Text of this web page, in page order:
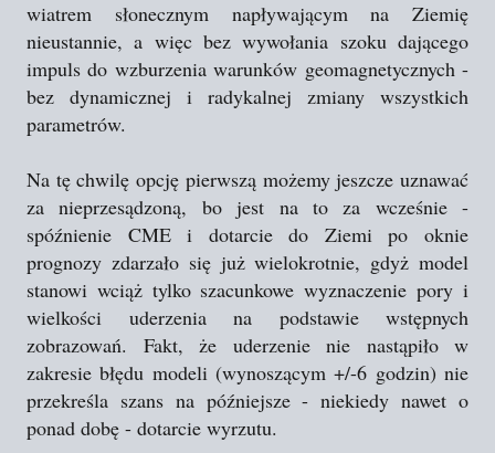
wiatrem słonecznym napływającym na Ziemię
nieustannie, a więc bez wywołania szoku dającego
impuls do wzburzenia warunków geomagnetycznych -
bez dynamicznej i radykalnej zmiany wszystkich
parametrów.
Na tę chwilę opcję pierwszą możemy jeszcze uznawać
za nieprzesądzoną, bo jest na to za wcześnie -
spóźnienie CME i dotarcie do Ziemi po oknie
prognozy zdarzało się już wielokrotnie, gdyż model
stanowi wciąż tylko szacunkowe wyznaczenie pory i
wielkości uderzenia na podstawie wstępnych
zobrazowań. Fakt, że uderzenie nie nastąpiło w
zakresie błędu modeli (wynoszącym +/-6 godzin) nie
przekreśla szans na późniejsze - niekiedy nawet o
ponad dobę - dotarcie wyrzutu.